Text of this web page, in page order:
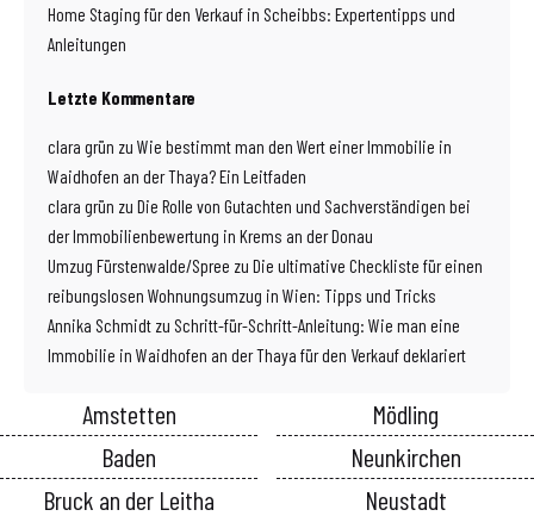
Home Staging für den Verkauf in Scheibbs: Expertentipps und
Anleitungen
Letzte Kommentare
clara grün zu Wie bestimmt man den Wert einer Immobilie in
Waidhofen an der Thaya? Ein Leitfaden
clara grün zu Die Rolle von Gutachten und Sachverständigen bei
der Immobilienbewertung in Krems an der Donau
Umzug Fürstenwalde/Spree zu Die ultimative Checkliste für einen
reibungslosen Wohnungsumzug in Wien: Tipps und Tricks
Annika Schmidt zu Schritt-für-Schritt-Anleitung: Wie man eine
Immobilie in Waidhofen an der Thaya für den Verkauf deklariert
Amstetten
Baden
Bruck an der Leitha
Mödling
Neunkirchen
Neustadt